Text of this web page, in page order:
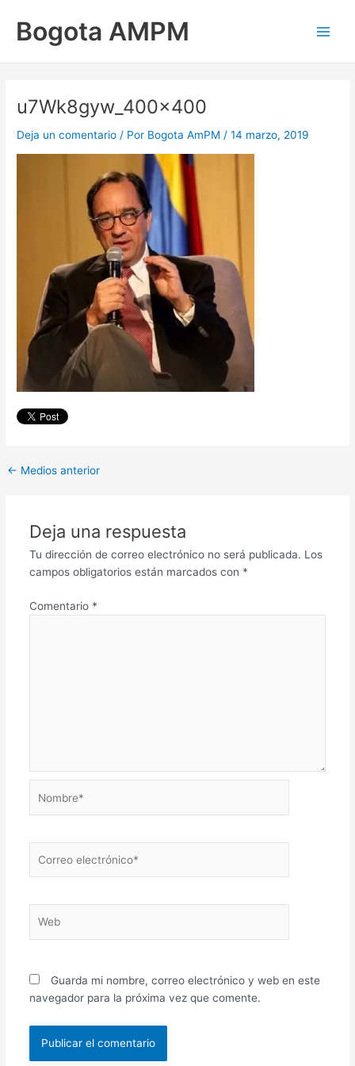
contenido
Bogota AMPM
u7Wk8gyw_400x400
Deja un comentario / Por Bogota AmPM /14 marzo, 2019
← Medios anterior
Deja una respuesta
Tu dirección de correo electrónico no será publicada. Los
campos obligatorios están marcados con *
Comentario *
electrónico*
Guarda mi nombre, correo electrónico y web en este
navegador para la próxima vez que comente.